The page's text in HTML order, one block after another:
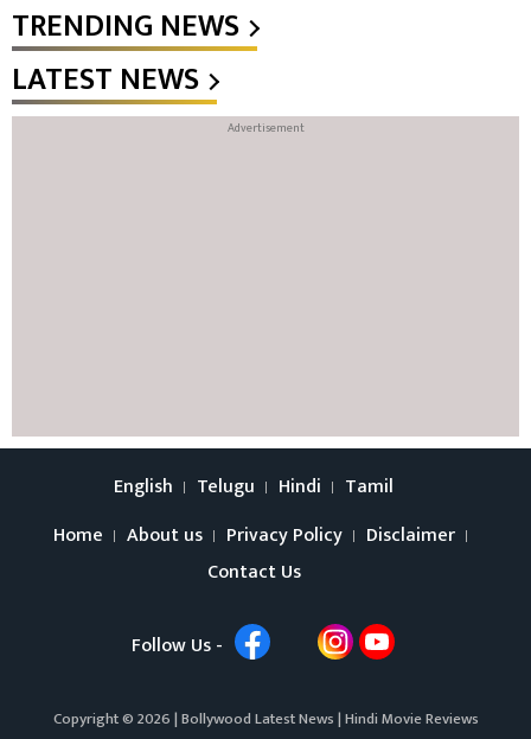
TRENDING NEWS
LATEST NEWS
English Telugu Hindi
Tamil
Home
About us Privacy Policy
Disclaimer
Contact Us
Follow Us -
Copyright © 2026 |Bollywood Latest News|Hindi Movie Reviews